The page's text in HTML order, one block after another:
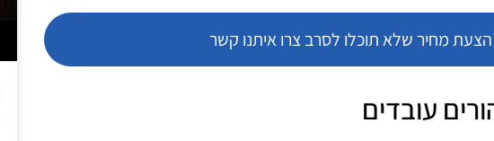
מחיר שלא תוכלו לסרב צרו איתנו קשר
עובדים